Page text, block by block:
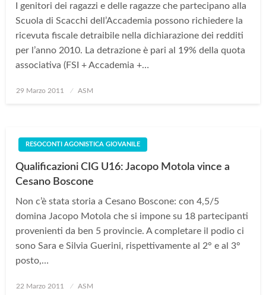
I genitori dei ragazzi e delle ragazze che partecipano alla
Scuola di Scacchi dell’Accademia possono richiedere la
ricevuta fiscale detraibile nella dichiarazione dei redditi
per l’anno 2010. La detrazione è pari al 19% della quota
associativa (FSI + Accademia +…
Posted
29 Marzo 2011 ASM
RESOCONTI AGONISTICA GIOVANILE
Qualificazioni CIG U16: Jacopo Motola vince a
Cesano Boscone
Non c’è stata storia a Cesano Boscone: con 4,5/5
domina Jacopo Motola che si impone su 18 partecipanti
provenienti da ben 5 provincie. A completare il podio ci
sono Sara e Silvia Guerini, rispettivamente al 2° e al 3°
posto,…
Posted
22 Marzo 2011 ASM